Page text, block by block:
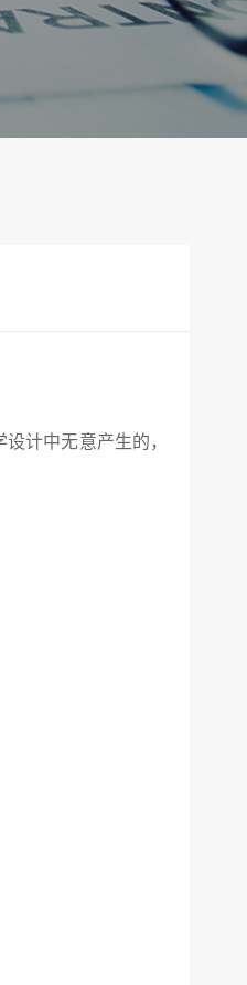
计中无意产生的，